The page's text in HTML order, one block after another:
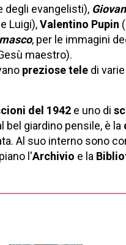
degli evangelisti),
Luigi),Valentino Pupin
, per le immagini
maestro).
preziose tele di
del 1942 e uno di
bel giardino pensile, è la
Al suo interno sono
l'Archivio e la